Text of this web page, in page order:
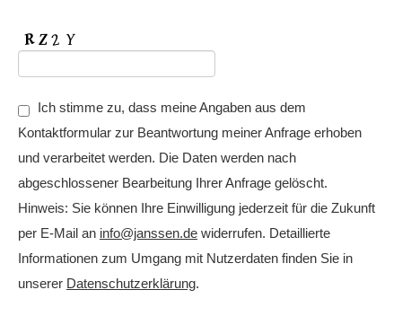
Ich stimme zu, dass meine Angaben aus dem
Kontaktformular zur Beantwortung meiner Anfrage erhoben
und verarbeitet werden. Die Daten werden nach
abgeschlossener Bearbeitung Ihrer Anfrage gelöscht.
Hinweis: Sie können Ihre Einwilligung jederzeit für die Zukunft
per E-Mail an info@janssen.de widerrufen. Detaillierte
Informationen zum Umgang mit Nutzerdaten finden Sie in
unserer Datenschutzerklärung.